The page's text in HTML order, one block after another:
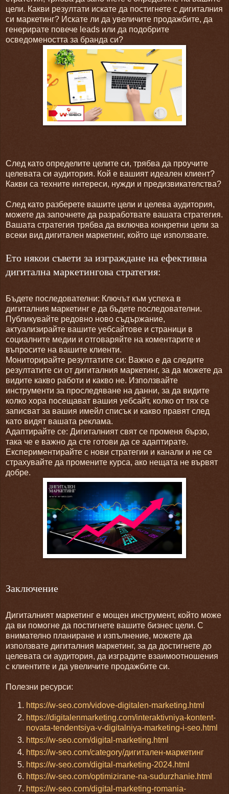
цели. Какви резултати искате да постигнете с дигиталния
си маркетинг? Искате ли да увеличите продажбите, да
генерирате повече leads или да подобрите
осведомеността за бранда си?
След като определите целите си, трябва да проучите
целевата си аудитория. Кой е вашият идеален клиент?
Какви са техните интереси, нужди и предизвикателства?
След като разберете вашите цели и целева аудитория,
можете да започнете да разработвате вашата стратегия.
Вашата стратегия трябва да включва конкретни цели за
всеки вид дигитален маркетинг, който ще използвате.
Ето някои съвети за изграждане на ефективна
дигитална маркетингова стратегия:
Бъдете последователни: Ключът към успеха в
дигиталния маркетинг е да бъдете последователни.
Публикувайте редовно ново съдържание,
актуализирайте вашите уебсайтове и страници в
социалните медии и отговаряйте на коментарите и
въпросите на вашите клиенти.
Мониторирайте резултатите си: Важно е да следите
резултатите си от дигиталния маркетинг, за да можете да
видите какво работи и какво не. Използвайте
инструменти за проследяване на данни, за да видите
колко хора посещават вашия уебсайт, колко от тях се
записват за вашия имейл списък и какво правят след
като видят вашата реклама.
Адаптирайте се: Дигиталният свят се променя бързо,
така че е важно да сте готови да се адаптирате.
Експериментирайте с нови стратегии и канали и не се
страхувайте да промените курса, ако нещата не вървят
добре.
Заключение
Дигиталният маркетинг е мощен инструмент, който може
да ви помогне да постигнете вашите бизнес цели. С
внимателно планиране и изпълнение, можете да
използвате дигиталния маркетинг, за да достигнете до
целевата си аудитория, да изградите взаимоотношения
с клиентите и да увеличите продажбите си.
Полезни ресурси:
https://w-seo.com/vidove-digitalen-marketing.html
https://digitalenmarketing.com/interaktivniya-kontent-
novata-tendentsiya-v-digitalniya-marketing-i-seo.html
https://w-seo.com/digital-marketing.html
https://w-seo.com/category/дигитален-маркетинг
https://w-seo.com/digital-marketing-2024.html
https://w-seo.com/optimizirane-na-sudurzhanie.html
https://w-seo.com/digital-marketing-romania-